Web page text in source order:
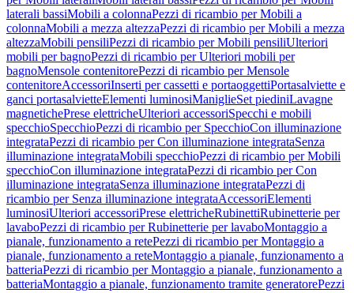
laterali bassiMobili a colonnaPezzi di ricambio per Mobili a
colonnaMobili a mezza altezzaPezzi di ricambio per Mobili a mezza
altezzaMobili pensiliPezzi di ricambio per Mobili pensiliUlteriori
mobili per bagnoPezzi di ricambio per Ulteriori mobili per
bagnoMensole contenitorePezzi di ricambio per Mensole
contenitoreAccessoriInserti per cassetti e portaoggettiPortasalviette e
ganci portasalvietteElementi luminosiManiglieSet piediniLavagne
magnetichePrese elettricheUlteriori accessoriSpecchi e mobili
specchioSpecchioPezzi di ricambio per SpecchioCon illuminazione
integrataPezzi di ricambio per Con illuminazione integrataSenza
illuminazione integrataMobili specchioPezzi di ricambio per Mobili
specchioCon illuminazione integrataPezzi di ricambio per Con
illuminazione integrataSenza illuminazione integrataPezzi di
ricambio per Senza illuminazione integrataAccessoriElementi
luminosiUlteriori accessoriPrese elettricheRubinettiRubinetterie per
lavaboPezzi di ricambio per Rubinetterie per lavaboMontaggio a
pianale, funzionamento a retePezzi di ricambio per Montaggio a
pianale, funzionamento a reteMontaggio a pianale, funzionamento a
batteriaPezzi di ricambio per Montaggio a pianale, funzionamento a
batteriaMontaggio a pianale, funzionamento tramite generatorePezzi